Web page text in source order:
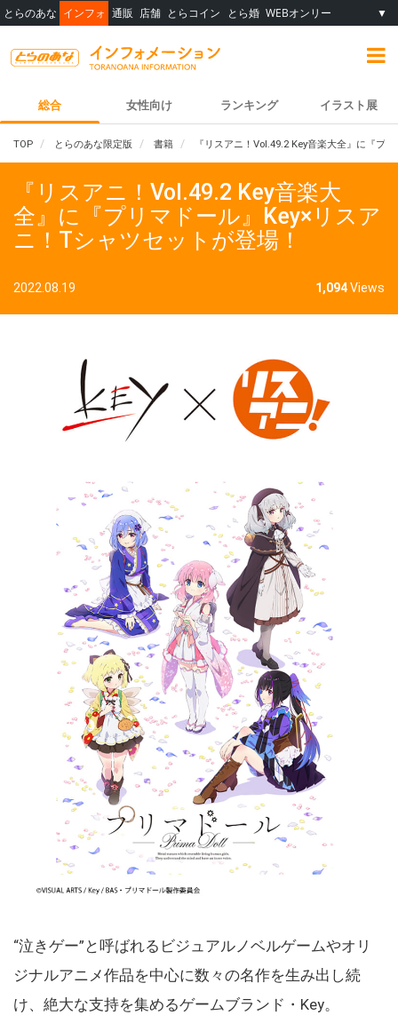
とらのあな インフォ 通販 店舗 とらコイン とら婚 WEBオンリー ▼
総合 女性向け ランキング イラスト展
TOP とらのあな限定版 書籍 『リスアニ！Vol.49.2 Key音楽大全』に『プ
『リスアニ！Vol.49.2 Key音楽大
全』に『プリマドール』Key×リスア
ニ！Tシャツセットが登場！
2022.08.19 1,094Views
“泣きゲー”と呼ばれるビジュアルノベルゲームやオリ
ジナルアニメ作品を中心に数々の名作を生み出し続
け、絶大な支持を集めるゲームブランド・Key。